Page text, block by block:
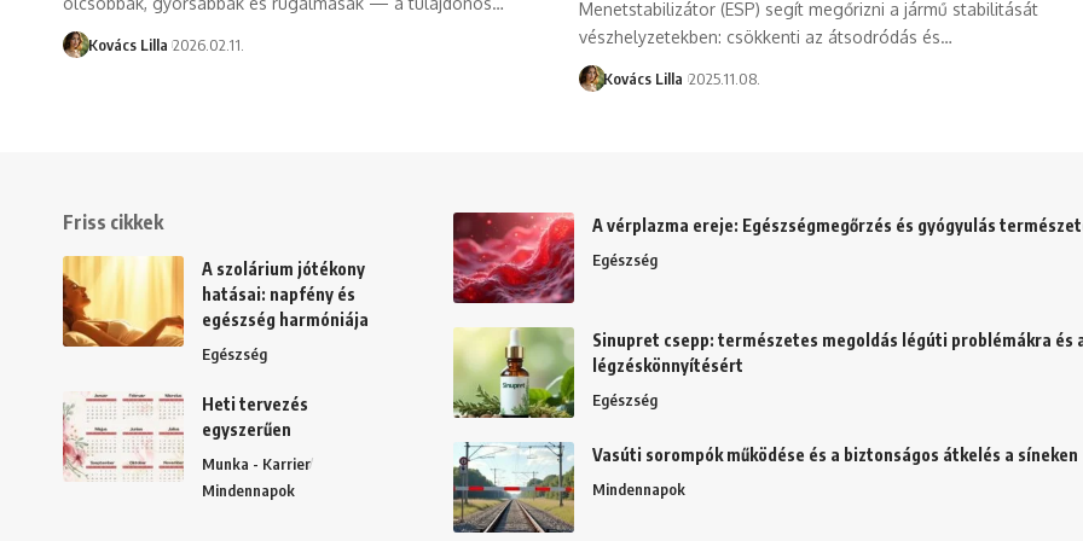
Kovács Lilla 2026.02.11.
Menetstabilizátor (ESP) segít megőrizni a jármű stabilitását
vészhelyzetekben: csökkenti az átsodródás és…
Kovács Lilla 2025.11.08.
Friss cikkek
A szolárium jótékony
hatásai: napfény és
egészség harmóniája
Egészség
Heti tervezés
egyszerűen
Munka - Karrier
Mindennapok
A vérplazma ereje: Egészségmegőrzés és gyógyulás
Egészség
Sinupret csepp: természetes megoldás légúti problémákra és
légzéskönnyítésért
Egészség
Vasúti sorompók működése és a biztonságos átkelés a síneken
Mindennapok